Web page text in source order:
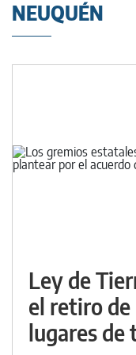
NEUQUÉN
Ley de
el retiro de
lugares de